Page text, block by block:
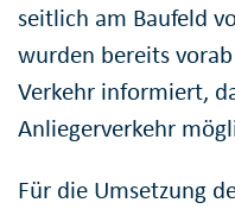
seitlich am Baufeld
wurden bereits
Verkehr informiert,
Anliegerverkehr
Für die Umsetzung